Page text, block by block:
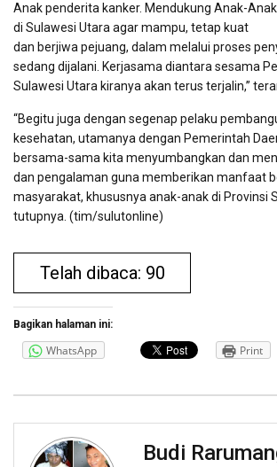
Anak penderita kanker. Mendukung Anak-
di Sulawesi Utara agar mampu, tetap kuat
dan berjiwa pejuang, dalam melalui proses
sedang dijalani. Kerjasama diantara sesama
Sulawesi Utara kiranya akan terus terjalin,”
“Begitu juga dengan segenap pelaku
kesehatan, utamanya dengan Pemerintah
bersama-sama kita menyumbangkan dan
dan pengalaman guna memberikan manfaat
masyarakat, khususnya anak-anak di Provinsi
tutupnya. (tim/sulutonline)
Telah dibaca: 90
Bagikan halaman ini:
WhatsApp Print
Budi